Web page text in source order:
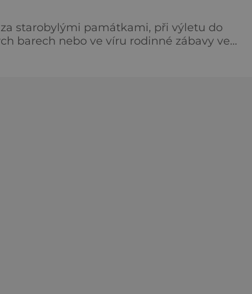
starobylými památkami, při výletu do
barech nebo ve víru rodinné zábavy ve